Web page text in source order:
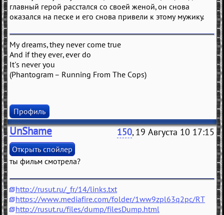
главный герой расстался со своей женой, он снова
оказался на песке и его снова привели к этому мужику.
My dreams, they never come true
And if they ever, ever do
It's never you
(Phantogram – Running From The Cops)
Профиль
UnShame 150, 19 Августа 10 17:15
ты фильм смотрела?
http://rusut.ru/_fr/14/links.txt
https://www.mediafire.com/folder/1ww9zpl63q2pc/RT
http://rusut.ru/files/dump/filesDump.html